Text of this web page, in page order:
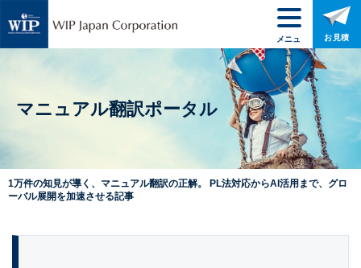
マニュアル翻訳ポータル
1万件の知見が導く、マニュアル翻訳の正解。 PL法対応からAI活用まで、グロ
ーバル展開を加速させる記事
メニュ
ー
お見積